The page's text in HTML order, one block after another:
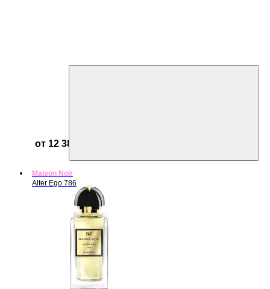
от 12 384 ₽
Maison Noir
Alter Ego 786